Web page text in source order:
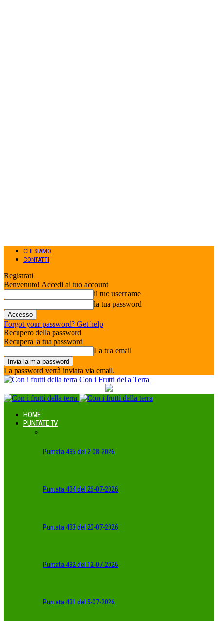
CHI SIAMO
CONTATTI
Registrati
Benvenuto! Accedi al tuo account
il tuo username
la tua password
Forgot your password? Get help
Recupero della password
Recupera la tua password
La tua email
La password verrà inviata via email.
Con i Frutti della Terra
HOME
PUNTATE TV
Puntata 435 del 2-08-2026
Puntata 434 del 26-07-2026
Puntata 433 del 20-07-2026
Puntata 432 del 12-07-2026
Puntata 431 del 5-07-2026